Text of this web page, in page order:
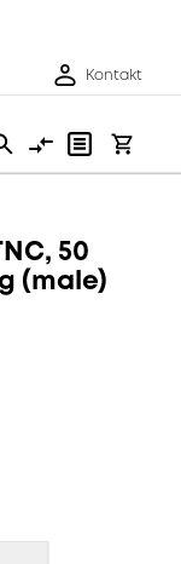
Kontakt
50
(male)